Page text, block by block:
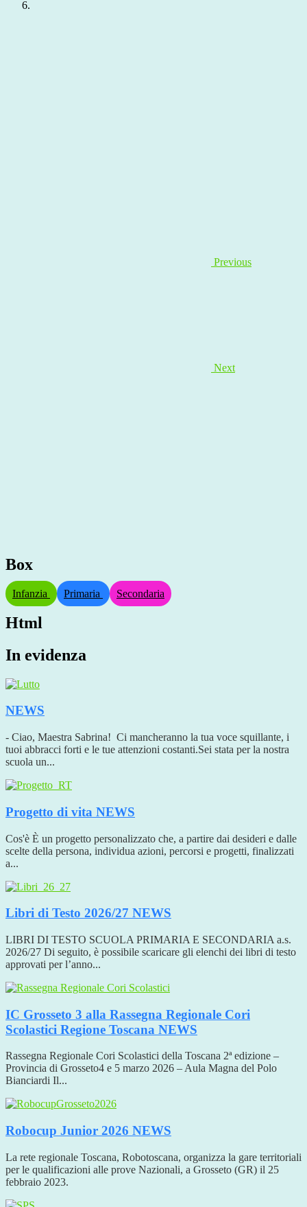
Previous
Next
Box
Infanzia Primaria Secondaria
Html
In evidenza
NEWS
- Ciao, Maestra Sabrina! Ci mancheranno la tua voce squillante, i
tuoi abbracci forti e le tue attenzioni costanti.Sei stata per la nostra
scuola un...
Progetto di vita NEWS
Cos'è È un progetto personalizzato che, a partire dai desideri e dalle
scelte della persona, individua azioni, percorsi e progetti, finalizzati
a...
Libri di Testo 2026/27 NEWS
LIBRI DI TESTO SCUOLA PRIMARIA E SECONDARIA a.s.
2026/27 Di seguito, è possibile scaricare gli elenchi dei libri di testo
approvati per l’anno...
IC Grosseto 3 alla Rassegna Regionale Cori
Scolastici Regione Toscana NEWS
Rassegna Regionale Cori Scolastici della Toscana 2ª edizione –
Provincia di Grosseto4 e 5 marzo 2026 – Aula Magna del Polo
Bianciardi Il...
Robocup Junior 2026 NEWS
La rete regionale Toscana, Robotoscana, organizza la gare territoriali
per le qualificazioni alle prove Nazionali, a Grosseto (GR) il 25
febbraio 2023.